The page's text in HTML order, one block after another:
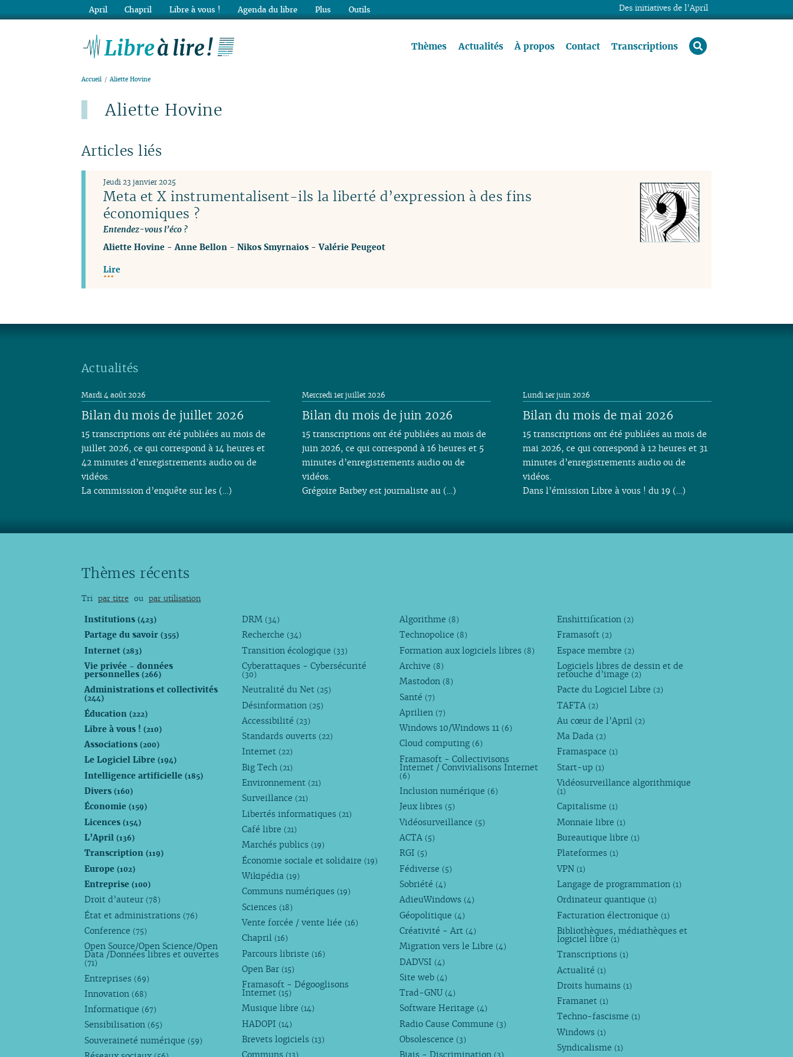
Thèmes Actualités À propos Contact Transcriptions rechercher
Accueil Aliette Hovine
Aliette Hovine
Articles liés
Meta et X instrumentalisent-ils la liberté d’expression à des fins
économiques ?
Entendez-vous l’éco ?
Jeudi 23 janvier 2025
Aliette Hovine-Anne Bellon- Nikos Smyrnaios-Valérie Peugeot
Lire
Actualités
Bilan du mois de juillet 2026
Mardi 4 août 2026
15 transcriptions ont été publiées au mois de
juillet 2026, ce qui correspond à 14 heures et
42 minutes d’enregistrements audio ou de
vidéos.
La commission d’enquête sur les (…)
Bilan du mois de juin 2026
Mercredi 1er juillet 2026
15 transcriptions ont été publiées au mois de
juin 2026, ce qui correspond à 16 heures et 5
minutes d’enregistrements audio ou de
vidéos.
Grégoire Barbey est journaliste au (…)
Bilan du mois de mai 2026
Lundi 1er juin 2026
15 transcriptions ont été publiées au mois de
mai 2026, ce qui correspond à 12 heures et 31
minutes d’enregistrements audio ou de
vidéos.
Dans l’émission Libre à vous ! du 19 (…)
Thèmes récents
Tri par titre ou par utilisation
Institutions(423)
Partage du savoir(355)
Internet(283)
Vie privée - données
personnelles(266)
Administrations et collectivités
(244)
Éducation(222)
Libre à vous !(210)
Associations(200)
Le Logiciel Libre(194)
Intelligence artificielle(185)
Divers(160)
Économie(159)
Licences(154)
L’April(136)
Transcription(119)
Europe(102)
Entreprise(100)
Droit d’auteur (78)
État et administrations (76)
Conference (75)
Open Source/Open Science/Open
Data /Données libres et ouvertes
(71)
Entreprises (69)
Innovation (68)
Informatique (67)
Sensibilisation (65)
Souveraineté numérique (59)
DRM (34)
Recherche (34)
Transition écologique (33)
Cyberattaques - Cybersécurité
(30)
Neutralité du Net (25)
Désinformation (25)
Accessibilité (23)
Standards ouverts (22)
Internet (22)
Big Tech (21)
Environnement (21)
Surveillance (21)
Libertés informatiques (21)
Café libre (21)
Marchés publics (19)
Économie sociale et solidaire (19)
Wikipédia (19)
Communs numériques (19)
Sciences (18)
Vente forcée / vente liée (16)
Chapril (16)
Parcours libriste (16)
Open Bar (15)
Framasoft - Dégooglisons
Internet (15)
Musique libre (14)
HADOPI (14)
Brevets logiciels (13)
Communs (13)
Algorithme (8)
Technopolice (8)
Formation aux logiciels libres (8)
Archive (8)
Mastodon (8)
Santé (7)
Aprilien (7)
Windows 10/Windows 11 (6)
Cloud computing (6)
Framasoft - Collectivisons
Internet / Convivialisons Internet
(6)
Inclusion numérique (6)
Jeux libres (5)
Vidéosurveillance (5)
ACTA (5)
RGI (5)
Fédiverse (5)
Sobriété (4)
AdieuWindows (4)
Géopolitique (4)
Créativité - Art (4)
Migration vers le Libre (4)
DADVSI (4)
Site web (4)
Trad-GNU (4)
Software Heritage (4)
Radio Cause Commune (3)
Obsolescence (3)
Biais - Discrimination (3)
Enshittification (2)
Framasoft (2)
Espace membre (2)
Logiciels libres de dessin et de
retouche d’image (2)
Pacte du Logiciel Libre (2)
TAFTA (2)
Au cœur de l’April (2)
Ma Dada (2)
Framaspace (1)
Start-up (1)
Vidéosurveillance algorithmique
(1)
Capitalisme (1)
Monnaie libre (1)
Bureautique libre (1)
Plateformes (1)
VPN (1)
Langage de programmation (1)
Ordinateur quantique (1)
Facturation électronique (1)
Bibliothèques, médiathèques et
logiciel libre (1)
Transcriptions (1)
Actualité (1)
Droits humains (1)
Framanet (1)
Techno-fascisme (1)
Windows (1)
Syndicalisme (1)
Des initiatives de l’April
April Chapril Libre à vous ! Agenda du libre Plus Outils